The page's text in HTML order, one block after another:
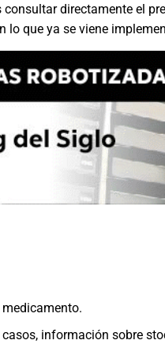
directamente el
que ya se viene
información sobre